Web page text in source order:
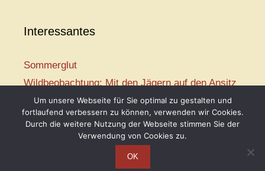
Interessantes
Sommerglut
Wildbeobachtung: Mit den Jägern auf den Ansitz
Mir ist so heiß
Mission: Rettungsschwimmer
Vogelwelt-Entdeckertour
Um unsere Webseite für Sie optimal zu gestalten und
fortlaufend verbessern zu können, verwenden wir Cookies.
Durch die weitere Nutzung der Webseite stimmen Sie der
Verwendung von Cookies zu.
OK